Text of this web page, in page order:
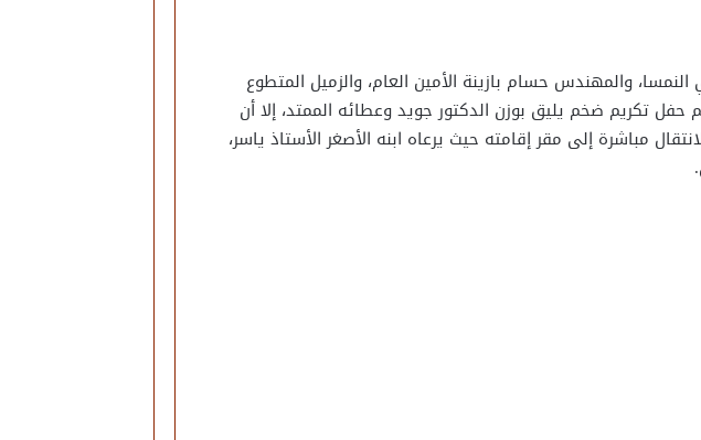
والمهندس حسام بازينة الأمين العام، والزميل المتطوع
تكريم ضخم يليق بوزن الدكتور جويد وعطائه الممتد، إلا أن
مباشرة إلى مقر إقامته حيث يرعاه ابنه الأصغر الأستاذ ياسر،